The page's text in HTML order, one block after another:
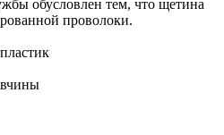
обусловлен тем, что щетина
проволоки.